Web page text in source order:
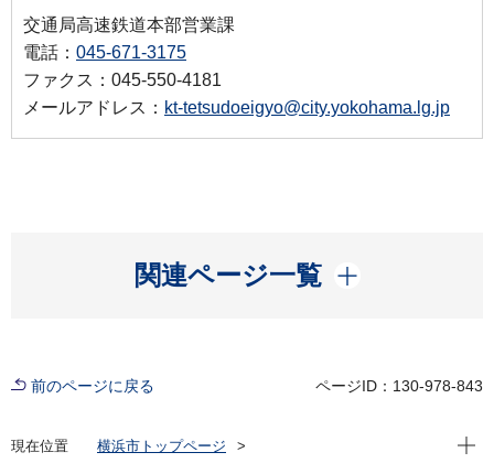
交通局高速鉄道本部営業課
電話： 045-671-3175
ファクス：045-550-4181
メールアドレス： kt-tetsudoeigyo@city.yokohama.lg.jp
関連ページ一覧
開く
前のページに戻る ページID：130-978-843
現在位置
横浜市トップページ
現在